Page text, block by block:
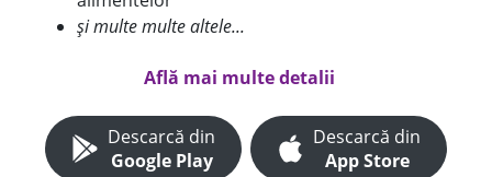
și multe multe altele...
Află mai multe detalii
Descarcă din
Google Play
Descarcă din
App Store